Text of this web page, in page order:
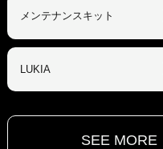
メンテナンスキット
LUKIA
SEE MORE